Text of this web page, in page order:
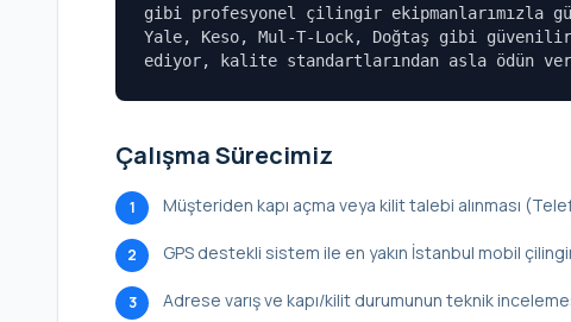
gibi profesyonel çilingir ekipmanlarımızla
Yale, Keso, Mul-T-Lock, Doğtaş gibi
ediyor, kalite standartlarından asla ödün
Çalışma Sürecimiz
1 Müşteriden kapı açma veya kilit talebi alınması
2 GPS destekli sistem ile en yakın İstanbul mobil
3 Adrese varış ve kapı/kilit durumunun teknik